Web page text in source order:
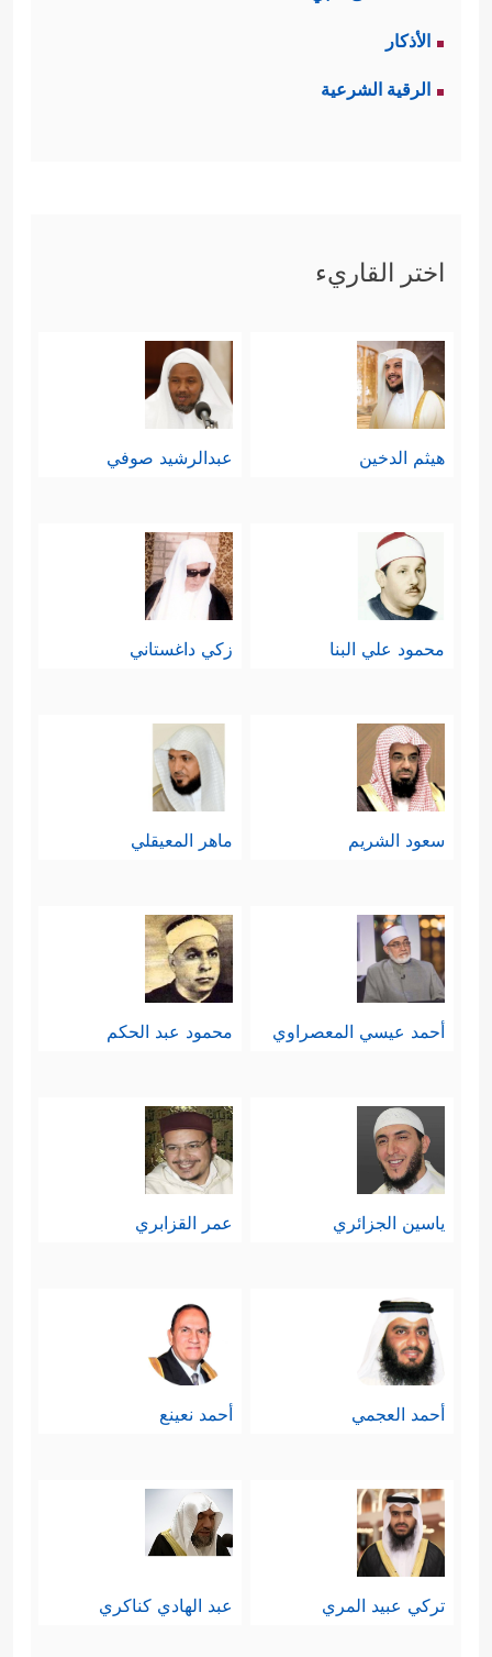
الأذكار
الرقية الشرعية
اختر القاريء
هيثم الدخين عبدالرشيد صوفي
محمود علي البنا زكي داغستاني
سعود الشريم ماهر المعيقلي
أحمد عيسي المعصراوي محمود عبد الحكم
ياسين الجزائري عمر القزابري
أحمد العجمي أحمد نعينع
تركي عبيد المري عبد الهادي كناكري